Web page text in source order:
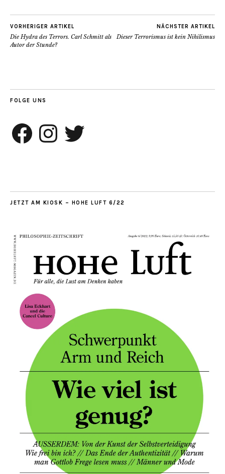
VORHERIGER ARTIKEL
Die Hydra des Terrors. Carl Schmitt als
Autor der Stunde?
NÄCHSTER ARTIKEL
Dieser Terrorismus ist kein Nihilismus
FOLGE UNS
Facebook InstagramTwitter
JETZT AM KIOSK – HOHE LUFT 6/22